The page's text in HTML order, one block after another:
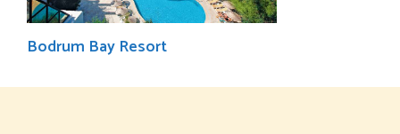
Bodrum Bay Resort